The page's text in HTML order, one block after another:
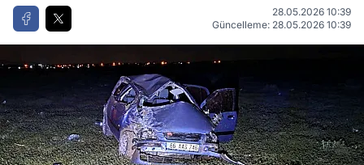
28.05.2026 10:39
Güncelleme: 28.05.2026 10:39